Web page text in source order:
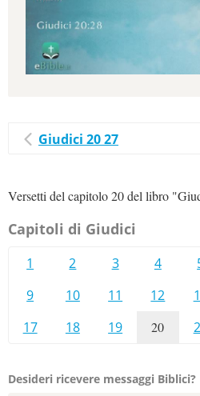
Giudici 20 27
Versetti del capitolo 20 del libro
Capitoli di Giudici
1 2 3 4
9
10 11 12
17
18 19 20
Desideri ricevere messaggi Biblici?